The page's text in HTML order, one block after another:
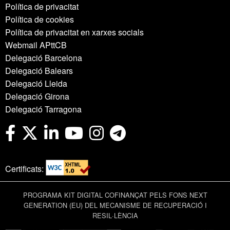
Política de privacitat
Política de cookies
Política de privacitat en xarxes socials
Webmail APttCB
Delegació Barcelona
Delegació Balears
Delegació Lleida
Delegació Girona
Delegació Tarragona
Certificats:
PROGRAMA KIT DIGITAL COFINANÇAT PELS FONS NEXT
GENERATION (EU) DEL MECANISME DE RECUPERACIÓ I
RESIL·LÈNCIA